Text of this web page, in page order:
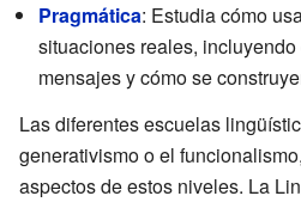
Pragmática: Estudia cómo
situaciones reales,
mensajes y cómo se
Las diferentes escuelas
generativismo o el
aspectos de estos niveles. La